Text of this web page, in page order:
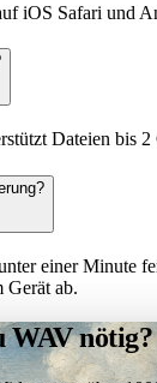
iOS Safari und
Dateien bis
einer Minute
Gerät ab.
WAV nötig?